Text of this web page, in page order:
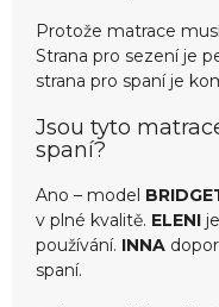
Protože matrace
Strana pro sezení je
strana pro spaní je
Jsou tyto
spaní?
Ano – model
v plné kvalitě. ELENI
používání. INNA
spaní.